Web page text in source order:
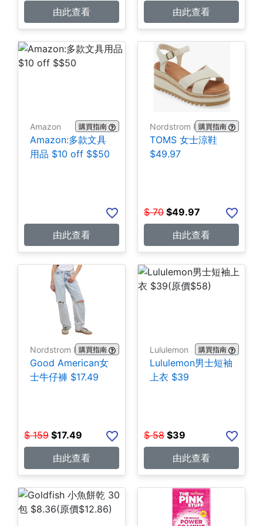
由此查看 由此查看
Amazon 購買指南
Amazon:多款文具
用品 $10 off $$50
由此查看
Nordstrom Rack購買指南
TOMS 女士涼鞋
$49.97
$ 70 $49.97
由此查看
Nordstrom Rack購買指南
Good American女
士牛仔褲 $17.49
$ 159 $17.49
由此查看
Lululemon 購買指南
Lululemon男士短袖
上衣 $39
$ 58 $39
由此查看